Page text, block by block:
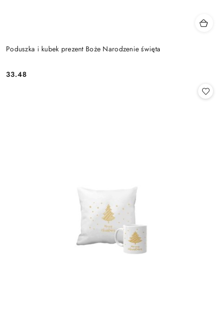
Poduszka i kubek prezent Boże Narodzenie święta
Cena:
33.48